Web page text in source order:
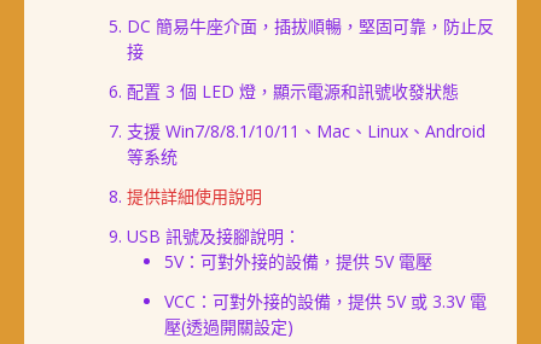
DC 簡易牛座介面，插拔順暢，堅固可靠，防止反
接
配置 3 個 LED 燈，顯示電源和訊號收發狀態
支援 Win7/8/8.1/10/11、Mac、Linux、Android
等系统
提供詳細使用說明
USB 訊號及接腳說明：
5V：可對外接的設備，提供 5V 電壓
VCC：可對外接的設備，提供 5V 或 3.3V 電
壓(透過開關設定)